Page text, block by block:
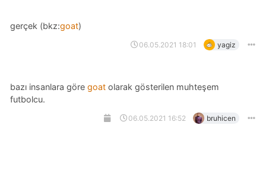
gerçek (bkz:goat)
06.05.2021 18:01 yagiz
bazı insanlara göre goat olarak gösterilen muhteşem
futbolcu.
06.05.2021 16:52 bruhicen